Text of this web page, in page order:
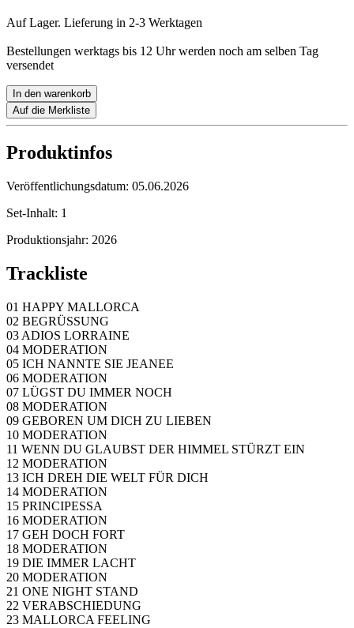
Auf Lager. Lieferung in 2-3 Werktagen
Bestellungen werktags bis 12 Uhr werden noch am selben Tag
versendet
In den warenkorb
Auf die Merkliste
Produktinfos
Veröffentlichungsdatum: 05.06.2026
Set-Inhalt: 1
Produktionsjahr: 2026
Trackliste
01 HAPPY MALLORCA
02 BEGRÜSSUNG
03 ADIOS LORRAINE
04 MODERATION
05 ICH NANNTE SIE JEANEE
06 MODERATION
07 LÜGST DU IMMER NOCH
08 MODERATION
09 GEBOREN UM DICH ZU LIEBEN
10 MODERATION
11 WENN DU GLAUBST DER HIMMEL STÜRZT EIN
12 MODERATION
13 ICH DREH DIE WELT FÜR DICH
14 MODERATION
15 PRINCIPESSA
16 MODERATION
17 GEH DOCH FORT
18 MODERATION
19 DIE IMMER LACHT
20 MODERATION
21 ONE NIGHT STAND
22 VERABSCHIEDUNG
23 MALLORCA FEELING